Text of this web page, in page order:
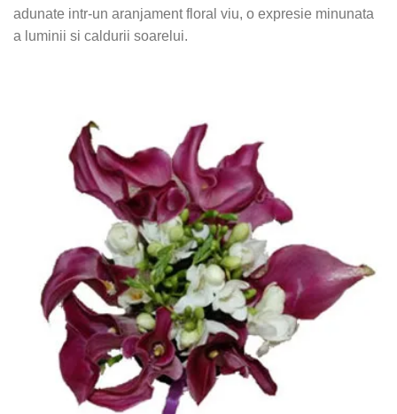
adunate intr-un aranjament floral viu, o expresie minunata
a luminii si caldurii soarelui.